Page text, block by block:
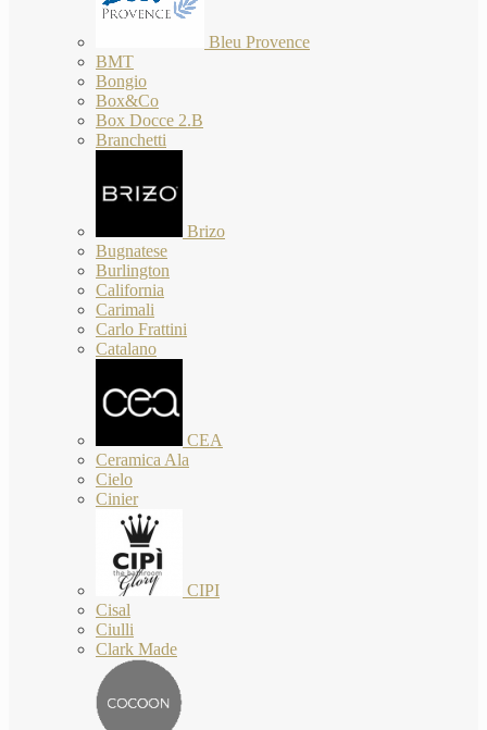
Bleu Provence
BMT
Bongio
Box&Co
Box Docce 2.B
Branchetti
Brizo
Bugnatese
Burlington
California
Carimali
Carlo Frattini
Catalano
CEA
Ceramica Ala
Cielo
Cinier
CIPI
Cisal
Ciulli
Clark Made